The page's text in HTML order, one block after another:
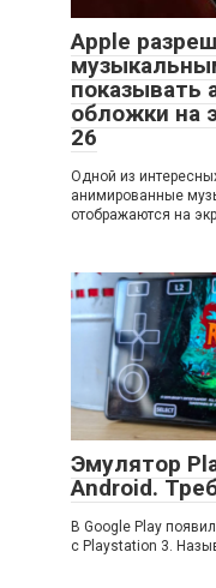
Apple
показывать
обложки на
26
Одной из
анимированные
отображаются на
Эмулятор
Android.
В Google Play
с Playstation 3.